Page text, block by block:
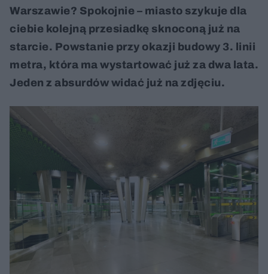
Warszawie? Spokojnie – miasto szykuje dla
ciebie kolejną przesiadkę sknoconą już na
starcie. Powstanie przy okazji budowy 3. linii
metra, która ma wystartować już za dwa lata.
Jeden z absurdów widać już na zdjęciu.